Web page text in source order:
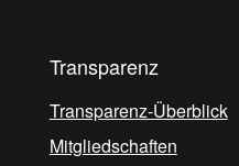
Transparenz
Transparenz-Überblick
Mitgliedschaften